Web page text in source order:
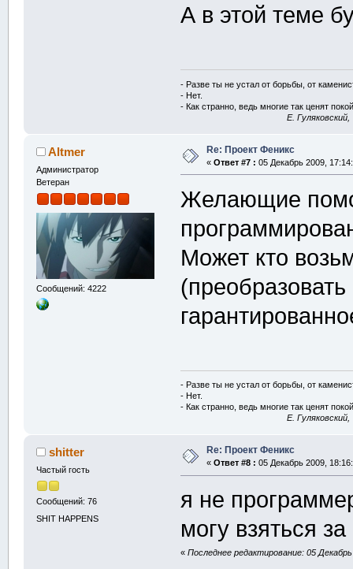
А в этой теме
- Разве ты не устал от борьбы, от
- Нет.
- Как странно, ведь многие так ценят
E.
Altmer
Администратор
Ветеран
Сообщений: 4222
Re: Проект Феникс
« Ответ #7 : 05 Декабрь 2009,
Желающие
Может кто
- Разве ты не устал от борьбы, от
- Нет.
- Как странно, ведь многие так ценят
E.
shitter
Частый гость
Сообщений: 76
SHIT HAPPENS
Re: Проект Феникс
« Ответ #8 : 05 Декабрь 2009,
я не
могу взяться
«Последнее редактирование: 05